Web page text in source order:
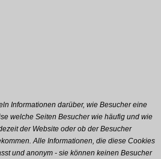
Informationen darüber, wie Besucher eine
welche Seiten Besucher wie häufig und wie
der Website oder ob der Besucher
Alle Informationen, die diese Cookies
und anonym - sie können keinen Besucher